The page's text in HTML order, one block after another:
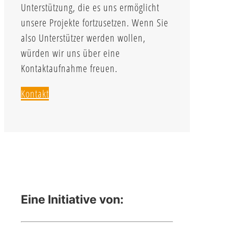
Unterstützung, die es uns ermöglicht
unsere Projekte fortzusetzen. Wenn Sie
also Unterstützer werden wollen,
würden wir uns über eine
Kontaktaufnahme freuen.
Kontakt
Eine Initiative von: